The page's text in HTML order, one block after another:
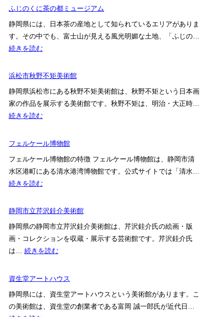
ヴ
ァ
ン
ジ
刻
園
美
術
の
閉
館
状
認
先
金
ク
リ
ス
ル
パ
ー
ク・
ミ
ュ
ー
ア
ム
ふじのくに茶の都ミュージアム
静岡県には、日本茶の産地として知られているエリアがありま
す。その中でも、富士山が見える風光明媚な土地、「ふじの…
続きを読む:
じ
く
に
茶
都
ミ
ュ
ー
ア
浜松市秋野不矩美術館
静岡県浜松市にある秋野不矩美術館は、秋野不矩という日本画
家の作品を展示する美術館です。秋野不矩は、明治・大正時…
続きを読む:
松
秋
野
不
美
術
館
フェルケール博物館
フェルケール博物館の特徴 フェルケール博物館は、静岡市清
水区港町にある清水港湾博物館です。公式サイトでは「清水…
続きを読む:
ェ
ケ
ー
ル
物
館
静岡市立芹沢銈介美術館
静岡県の静岡市立芹沢銈介美術館は、芹沢銈介氏の絵画・版
画・コレクションを収蔵・展示する芸術館です。芹沢銈介氏
は… 続きを読む:
岡
立
芹
資生堂アートハウス
静岡県には、資生堂アートハウスという美術館があります。こ
の美術館は、資生堂の創業者である富岡 誠一郎氏が近代日…